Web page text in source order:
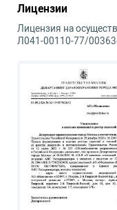
Лицензии
Лицензия на
Л041-00110-77/